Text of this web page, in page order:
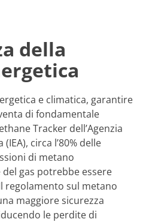
della
e climatica, garantire
di fondamentale
Tracker dell’Agenzia
circa l’80% delle
di metano
gas potrebbe essere
regolamento sul metano
maggiore sicurezza
le perdite di